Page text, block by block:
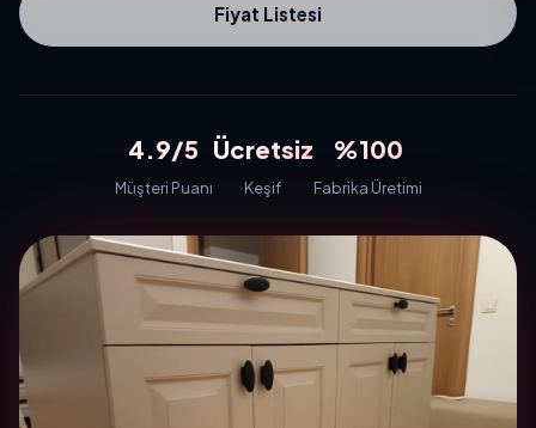
Fiyat Listesi
4.9/5
Müşteri Puanı
Ücretsiz
Keşif
%100
Fabrika Üretimi